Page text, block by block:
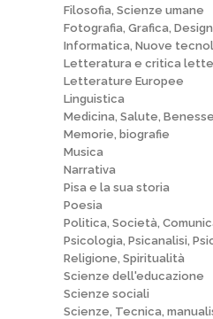
Filosofia, Scienze umane
Fotografia, Grafica, Design
Informatica, Nuove
Letteratura e critica
Letterature Europee
Linguistica
Medicina, Salute,
Memorie, biografie
Musica
Narrativa
Pisa e la sua storia
Poesia
Politica, Società,
Psicologia, Psicanalisi,
Religione, Spiritualità
Scienze dell'educazione
Scienze sociali
Scienze, Tecnica,